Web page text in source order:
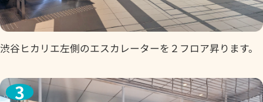
渋谷ヒカリエ左側のエスカレーターを２フロア昇ります。